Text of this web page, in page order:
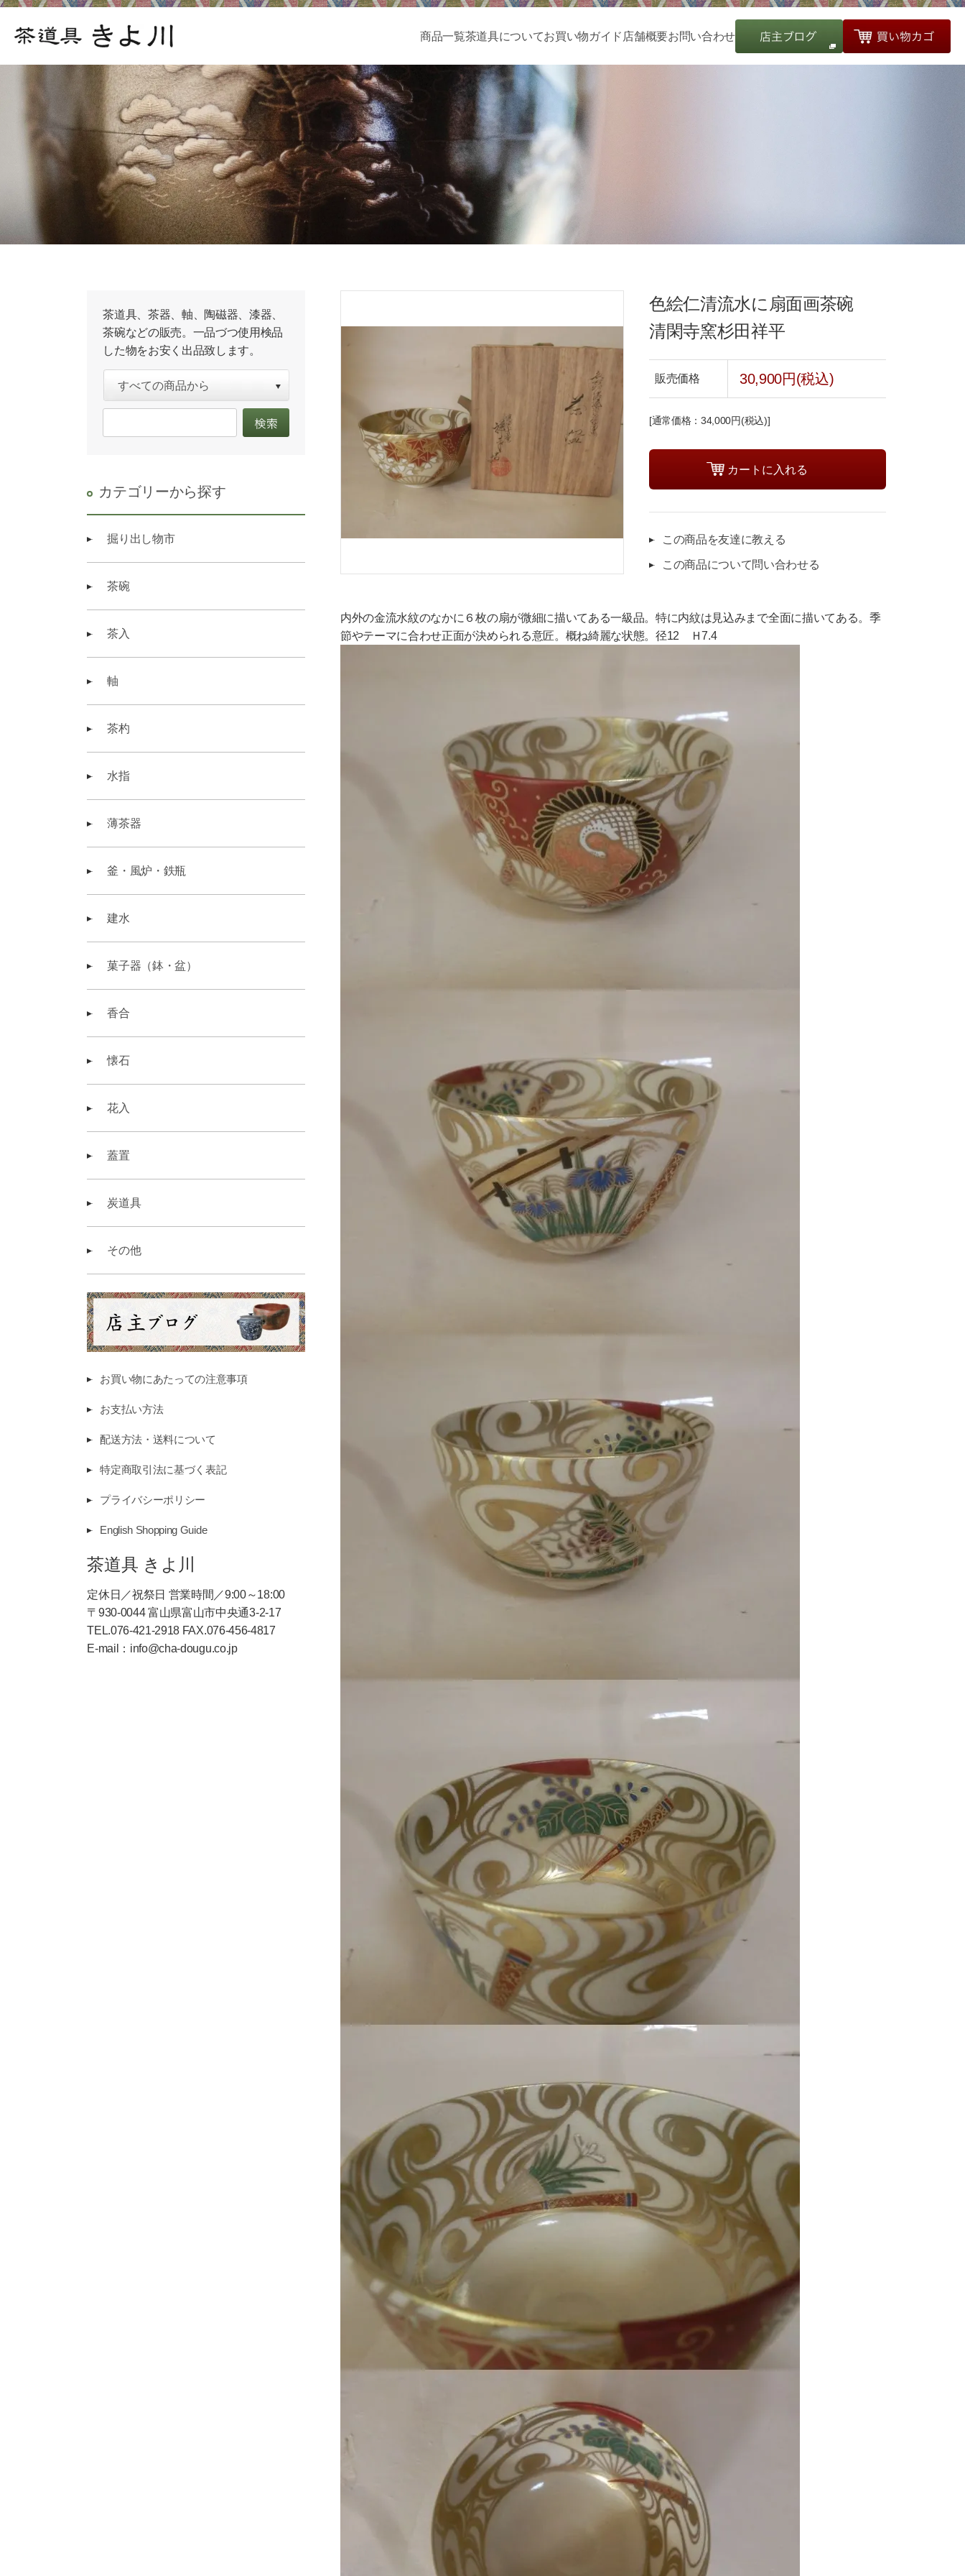
商品一覧茶道具についてお買い物ガイド 店舗概要お問い合わせ
色絵仁清流水に扇面画茶碗
清閑寺窯杉田祥平
販売価格 30,900円(税込)
[通常価格：34,000円(税込)]
この商品を友達に教える
この商品について問い合わせる
内外の金流水紋のなかに６枚の扇が微細に描いてある一級品。特に内紋は見込みまで全面に描いてある。季
節やテーマに合わせ正面が決められる意匠。概ね綺麗な状態。径12 Ｈ7.4
茶道具、茶器、軸、陶磁器、漆器、
茶碗などの販売。一品づつ使用検品
した物をお安く出品致します。
カテゴリーから探す
掘り出し物市
茶碗
茶入
軸
茶杓
水指
薄茶器
釜・風炉・鉄瓶
建水
菓子器（鉢・盆）
香合
懐石
花入
蓋置
炭道具
その他
お買い物にあたっての注意事項
お支払い方法
配送方法・送料について
特定商取引法に基づく表記
プライバシーポリシー
English Shopping Guide
茶道具 きよ川
定休日／祝祭日 営業時間／9:00～18:00
〒930-0044 富山県富山市中央通3-2-17
TEL.076-421-2918 FAX.076-456-4817
E-mail：info@cha-dougu.co.jp